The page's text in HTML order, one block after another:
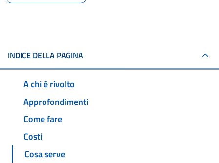
INDICE DELLA PAGINA
A chi è rivolto
Approfondimenti
Come fare
Costi
Cosa serve